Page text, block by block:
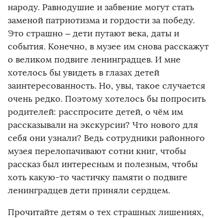
народу. Равнодушие и забвение могут стать
заменой патриотизма и гордости за победу.
Это страшно – дети путают века, даты и
события. Конечно, в музее им снова расскажут
о великом подвиге ленинградцев. И мне
хотелось бы увидеть в глазах детей
заинтересованность. Но, увы, такое случается
очень редко. Поэтому хотелось бы попросить
родителей: расспросите детей, о чём им
рассказывали на экскурсии? Что нового для
себя они узнали? Ведь сотрудники районного
музея перелопачивают сотни книг, чтобы
рассказ был интересным и полезным, чтобы
хоть какую-то частичку памяти о подвиге
ленинградцев дети приняли сердцем.
Прочитайте детям о тех страшных лишениях,